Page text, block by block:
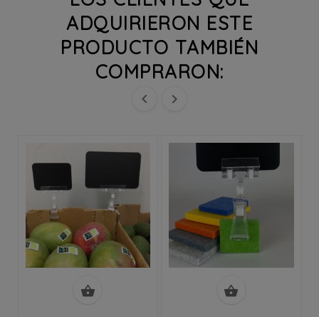
ADQUIRIERON ESTE
PRODUCTO TAMBIÉN
COMPRARON:
 
 